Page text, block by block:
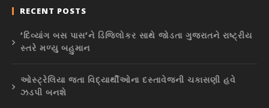
RECENT POSTS
‘દિવ્યાંગ બસ પાસ’ને ડિજિલોકર સાથે જોડતા ગુજરાતને રાષ્ટ્રીય
સ્તરે મળ્યુ બહુમાન
ઓસ્ટ્રેલિયા જતા વિદ્યાર્થીઓના દસ્તાવેજની ચકાસણી હવે
ઝડપી બનશે